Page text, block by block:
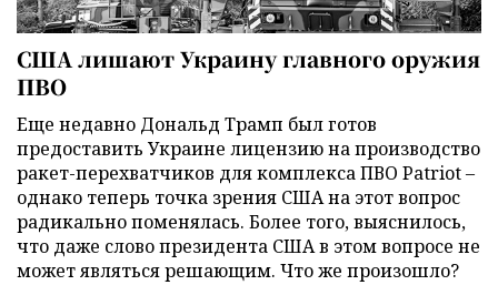
США лишают Украину главного оружия
ПВО
Еще недавно Дональд Трамп был готов
предоставить Украине лицензию на производство
ракет-перехватчиков для комплекса ПВО Patriot –
однако теперь точка зрения США на этот вопрос
радикально поменялась. Более того, выяснилось,
что даже слово президента США в этом вопросе не
может являться решающим. Что же произошло?